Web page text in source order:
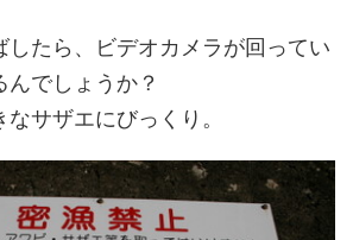
したら、ビデオカメラが回ってい
でしょうか？
サザエにびっくり。